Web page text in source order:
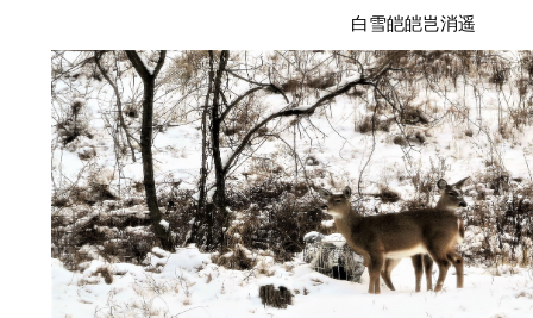
白雪皑皑岂消遥